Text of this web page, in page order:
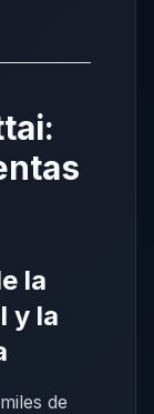
la
y la
de